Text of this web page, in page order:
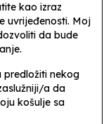
kao izraz
uvrijeđenosti. Moj
da bude
predložiti nekog
a da
košulje sa